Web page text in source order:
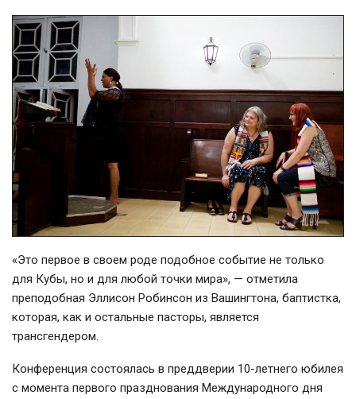
«Это первое в своем роде подобное событие не только
для Кубы, но и для любой точки мира», — отметила
преподобная Эллисон Робинсон из Вашингтона, баптистка,
которая, как и остальные пасторы, является
трансгендером.
Конференция состоялась в преддверии 10-летнего юбилея
с момента первого празднования Международного дня